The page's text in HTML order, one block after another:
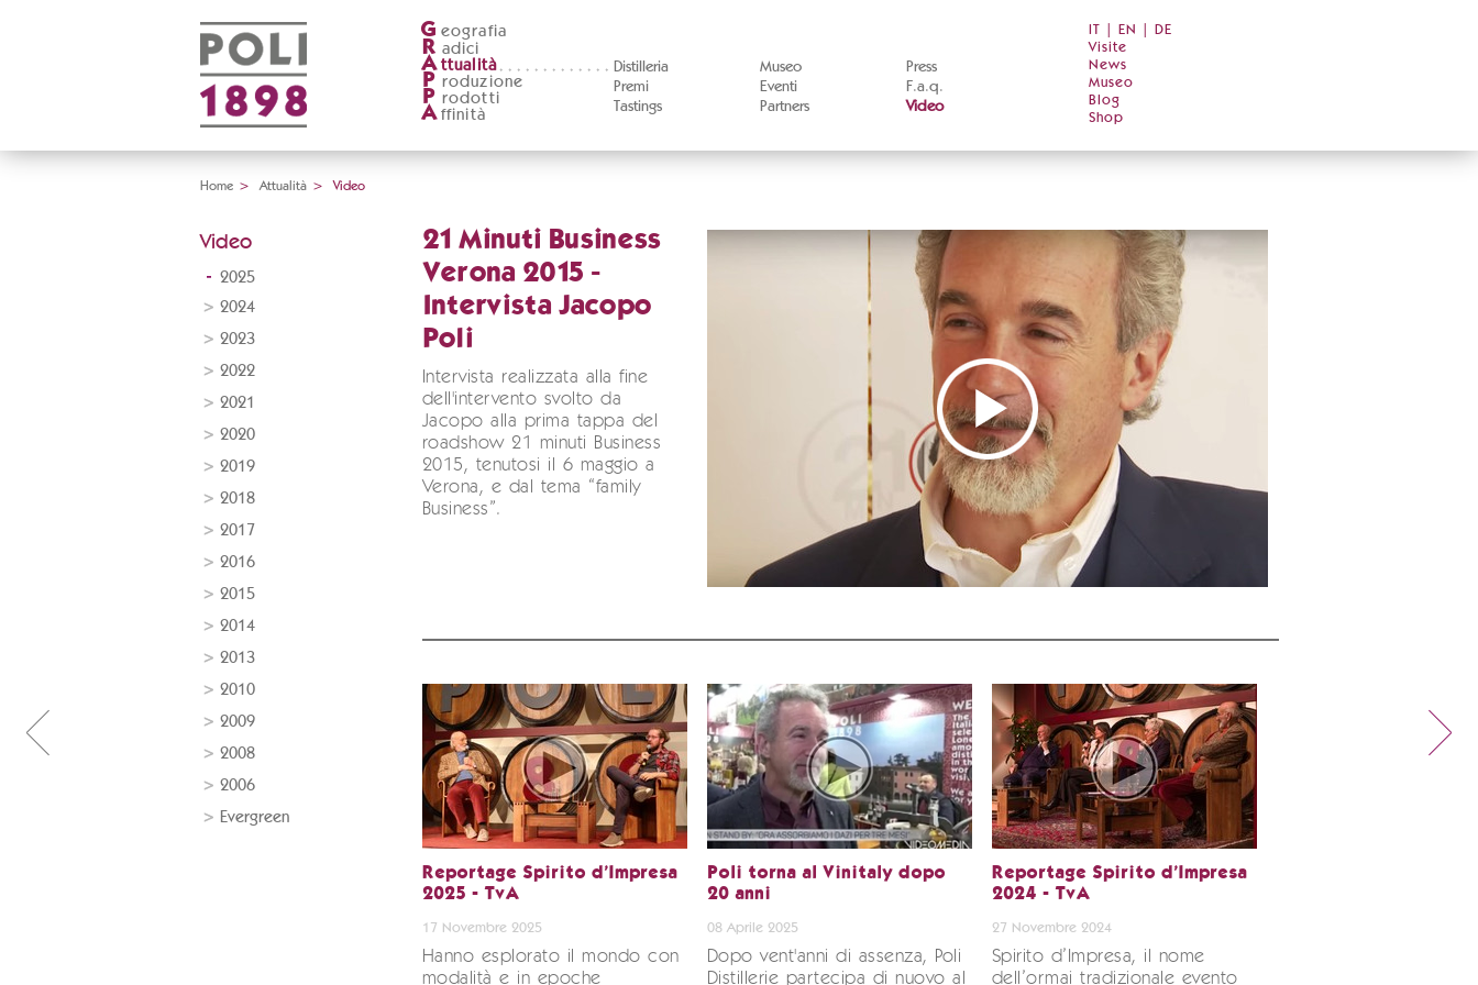
G eografia
R adici
A ttualità
Distilleria
Premi
Tastings
Museo
Eventi
Partners
Press
F.a.q.
Video
P roduzione
P rodotti
A ffinità
IT EN
DE
Visite
News
Museo
Blog
Shop
Home > Attualità > Video
Video
2025
2024
2023
2022
2021
2020
2019
2018
2017
2016
2015
2014
2013
2010
2009
2008
2006
Evergreen
21 Minuti Business
Verona 2015 -
Intervista Jacopo
Poli
Intervista realizzata alla fine
dell'intervento svolto da
Jacopo alla prima tappa del
roadshow 21 minuti Business
2015, tenutosi il 6 maggio a
Verona, e dal tema “family
Business”.
Reportage Spirito d’Impresa
2025 - TvA
17 Novembre 2025
Hanno esplorato il mondo con
modalità e in epoche
Poli torna al Vinitaly dopo
20 anni
08 Aprile 2025
Dopo vent'anni di assenza, Poli
Distillerie partecipa di nuovo al
Reportage Spirito d’Impresa
2024 - TvA
27 Novembre 2024
Spirito d’Impresa, il nome
dell’ormai tradizionale evento